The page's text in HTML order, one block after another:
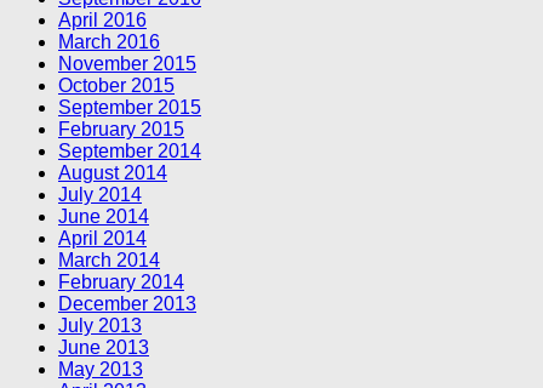
April 2016
March 2016
November 2015
October 2015
September 2015
February 2015
September 2014
August 2014
July 2014
June 2014
April 2014
March 2014
February 2014
December 2013
July 2013
June 2013
May 2013